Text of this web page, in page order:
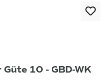
10 - GBD-WK